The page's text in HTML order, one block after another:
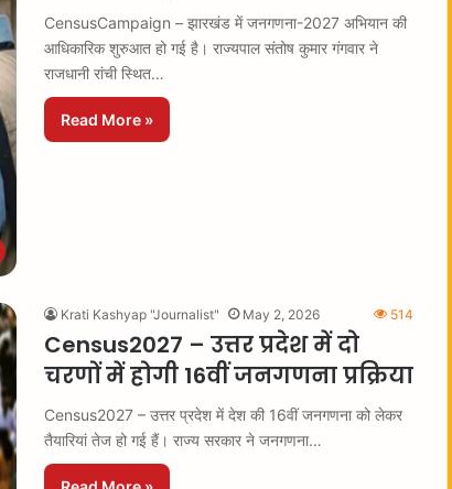
CensusCampaign – झारखंड में जनगणना-2027 अभियान की
आधिकारिक शुरुआत हो गई है। राज्यपाल संतोष कुमार गंगवार ने
राजधानी रांची स्थित…
Read More »
Krati Kashyap "Journalist" May 2, 2026 514
Census2027 – उत्तर प्रदेश में दो
चरणों में होगी 16वीं जनगणना प्रक्रिया
Census2027 – उत्तर प्रदेश में देश की 16वीं जनगणना को लेकर
तैयारियां तेज हो गई हैं। राज्य सरकार ने जनगणना…